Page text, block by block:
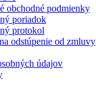
obchodné podmienky
poriadok
protokol
odstúpenie od zmluvy
údajov